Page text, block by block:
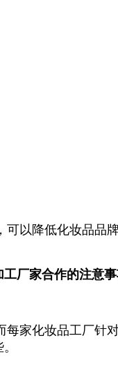
，可以降低化妆品品
厂家合作的注意事
家化妆品工厂针